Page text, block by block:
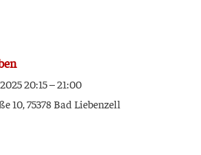
202520:15–21:00
10, 75378 Bad Lie­ben­zell